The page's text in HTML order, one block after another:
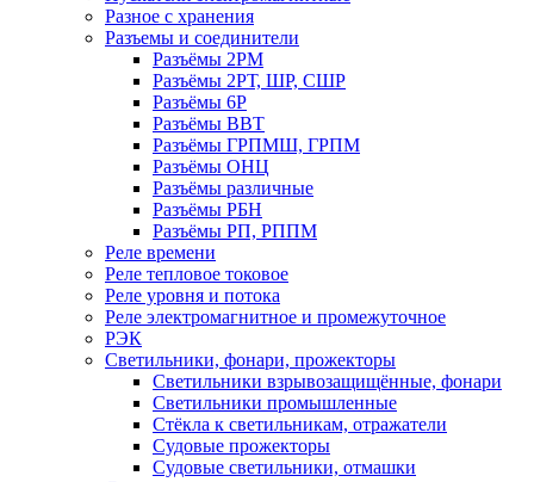
Разное с хранения
Разъемы и соединители
Разъёмы 2РМ
Разъёмы 2РТ, ШР, СШР
Разъёмы 6Р
Разъёмы ВВТ
Разъёмы ГРПМШ, ГРПМ
Разъёмы ОНЦ
Разъёмы различные
Разъёмы РБН
Разъёмы РП, РППМ
Реле времени
Реле тепловое токовое
Реле уровня и потока
Реле электромагнитное и промежуточное
РЭК
Светильники, фонари, прожекторы
Светильники взрывозащищённые, фонари
Светильники промышленные
Стёкла к светильникам, отражатели
Судовые прожекторы
Судовые светильники, отмашки